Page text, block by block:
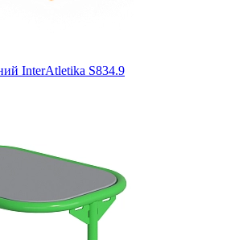
InterAtletika S834.9